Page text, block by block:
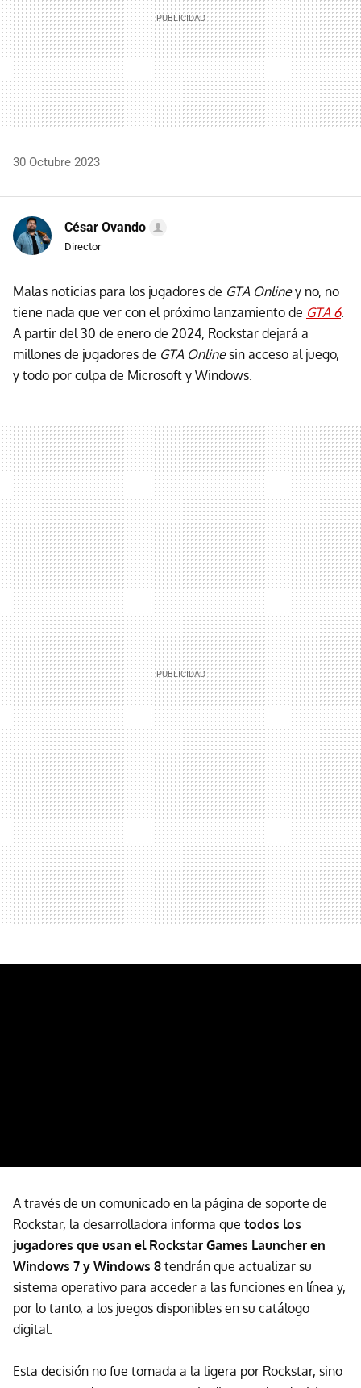
30 Octubre 2023
César Ovando
Director
Malas noticias para los jugadores de GTA Onliney no, no
tiene nada que ver con el próximo lanzamiento de GTA 6.
A partir del 30 de enero de 2024, Rockstar dejará a
millones de jugadores de GTA Onlinesin acceso al juego,
y todo por culpa de Microsoft y Windows.
A través de un comunicado en la página de soporte de
Rockstar, la desarrolladora informa que todos los
jugadores que usan el Rockstar Games Launcher en
Windows 7 y Windows 8 tendrán que actualizar su
sistema operativo para acceder a las funciones en línea y,
por lo tanto, a los juegos disponibles en su catálogo
digital.
Esta decisión no fue tomada a la ligera por Rockstar, sino